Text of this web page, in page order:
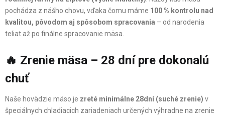
pochádza z nášho chovu, vďaka čomu máme 100 % kontrolu nad
kvalitou, pôvodom aj spôsobom spracovania – od narodenia
teliat až po finálne spracovanie mäsa.
🔥 Zrenie mäsa – 28 dní pre dokonalú
chuť
Naše hovädzie mäso je zreté minimálne 28dní (suché zrenie) v
špeciálnych chladiacich zariadeniach určených výhradne na zrenie